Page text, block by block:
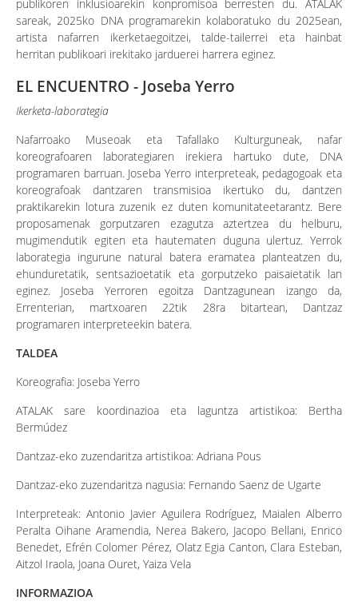
publikoren inklusioarekin konpromisoa berresten du. ATALAK
sareak, 2025ko DNA programarekin kolaboratuko du 2025ean,
artista nafarren ikerketaegoitzei, talde-tailerrei eta hainbat
herritan publikoari irekitako jarduerei harrera eginez.
EL ENCUENTRO - Joseba Yerro
Ikerketa-laborategia
Nafarroako Museoak eta Tafallako Kulturguneak, nafar
koreografoaren laborategiaren irekiera hartuko dute, DNA
programaren barruan. Joseba Yerro interpreteak, pedagogoak eta
koreografoak dantzaren transmisioa ikertuko du, dantzen
praktikarekin lotura zuzenik ez duten komunitateetarantz. Bere
proposamenak gorputzaren ezagutza aztertzea du helburu,
mugimendutik egiten eta hautematen duguna ulertuz. Yerrok
laborategia ingurune natural batera eramatea planteatzen du,
ehunduretatik, sentsazioetatik eta gorputzeko paisaietatik lan
eginez. Joseba Yerroren egoitza Dantzagunean izango da,
Errenterian, martxoaren 22tik 28ra bitartean, Dantzaz
programaren interpreteekin batera.
TALDEA
Koreografia: Joseba Yerro
ATALAK sare koordinazioa eta laguntza artistikoa: Bertha
Bermúdez
Dantzaz-eko zuzendaritza artistikoa: Adriana Pous
Dantzaz-eko zuzendaritza nagusia: Fernando Saenz de Ugarte
Interpreteak: Antonio Javier Aguilera Rodríguez, Maialen Alberro
Peralta Oihane Aramendia, Nerea Bakero, Jacopo Bellani, Enrico
Benedet, Efrén Colomer Pérez, Olatz Egia Canton, Clara Esteban,
Aitzol Iraola, Joana Ouret, Yaiza Vela
INFORMAZIOA